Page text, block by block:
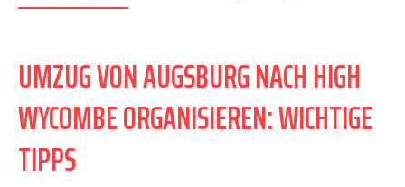
UMZUG VON AUGSBURG NACH HIGH
WYCOMBE ORGANISIEREN: WICHTIGE
TIPPS